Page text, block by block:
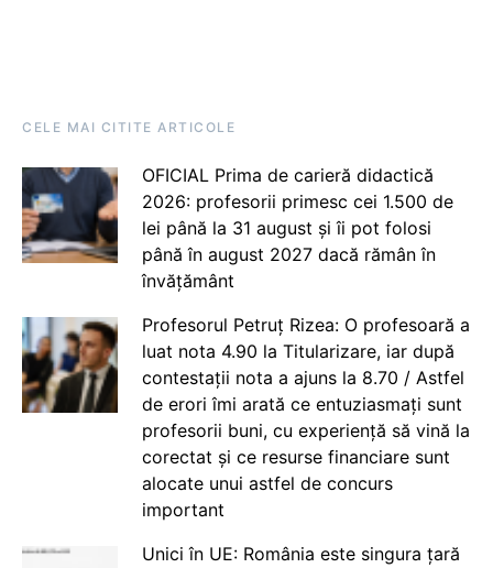
CELE MAI CITITE ARTICOLE
OFICIAL Prima de carieră didactică
2026: profesorii primesc cei 1.500 de
lei până la 31 august și îi pot folosi
până în august 2027 dacă rămân în
învățământ
Profesorul Petruț Rizea: O profesoară a
luat nota 4.90 la Titularizare, iar după
contestații nota a ajuns la 8.70 / Astfel
de erori îmi arată ce entuziasmați sunt
profesorii buni, cu experiență să vină la
corectat și ce resurse financiare sunt
alocate unui astfel de concurs
important
Unici în UE: România este singura țară